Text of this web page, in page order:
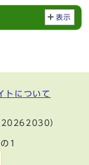
表示
トについて
）
1